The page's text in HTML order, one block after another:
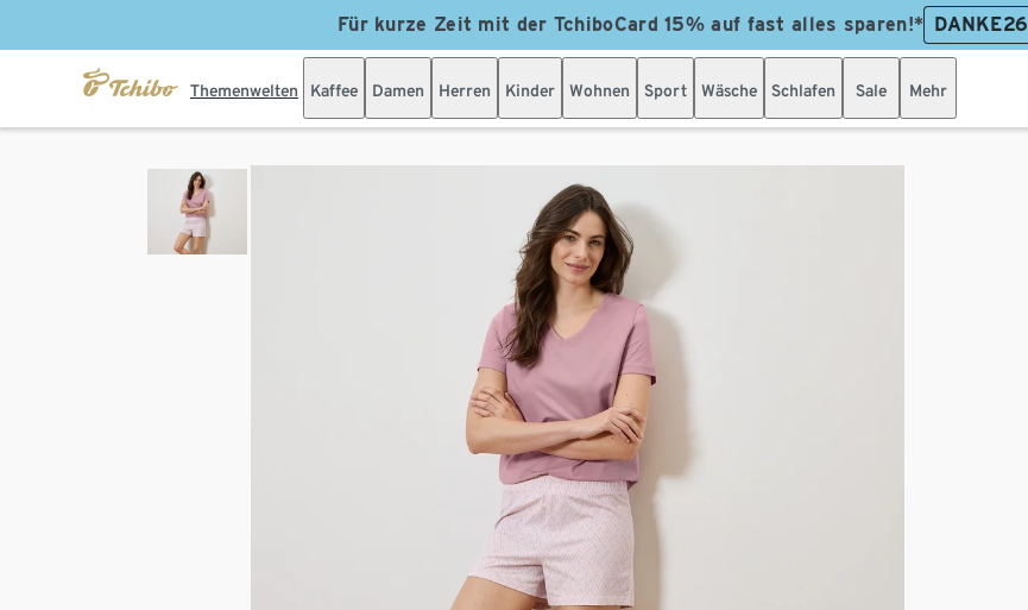
Für kurze Zeit mit der TchiboCard 15% auf fast alles sparen!* DANKE26
Themenwelten Kaffee Damen Herren Kinder Wohnen Sport Wäsche Schlafen Sale Mehr